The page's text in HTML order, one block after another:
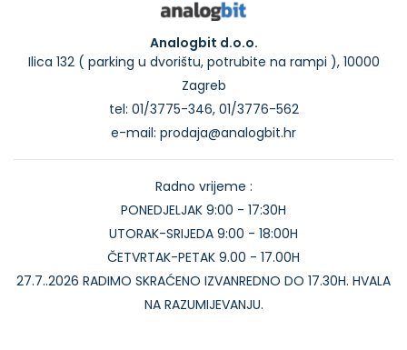
Analogbit d.o.o.
Ilica 132 ( parking u dvorištu, potrubite na rampi ), 10000
Zagreb
tel: 01/3775-346, 01/3776-562
e-mail: prodaja@analogbit.hr
Radno vrijeme :
PONEDJELJAK 9:00 - 17:30H
UTORAK-SRIJEDA 9:00 - 18:00H
ČETVRTAK-PETAK 9.00 - 17.00H
27.7..2026 RADIMO SKRAĆENO IZVANREDNO DO 17.30H. HVALA
NA RAZUMIJEVANJU.